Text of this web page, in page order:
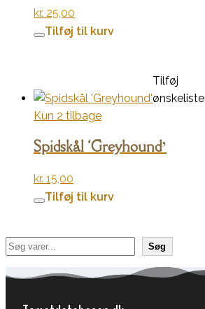
kr. 25,00
Tilføj til kurv
Tilføj
ønskeliste
Kun 2 tilbage
Spidskål ‘Greyhound’
kr. 15,00
Tilføj til kurv
Søg Søg